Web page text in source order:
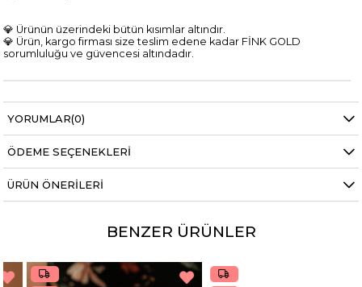
💎 Ürünün üzerindeki bütün kısımlar altındır.
💎 Ürün, kargo firması size teslim edene kadar FİNK GOLD
sorumluluğu ve güvencesi altındadır.
YORUMLAR(0)
ÖDEME SEÇENEKLERI
ÜRÜN ÖNERILERI
BENZER ÜRÜNLER